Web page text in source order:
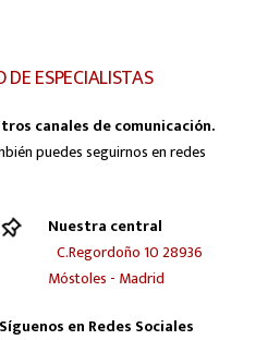
ESPECIALISTAS
canales de comunicación.
puedes seguirnos en redes
Nuestra central
C.Regordoño 10 28936
Móstoles - Madrid
Síguenos en Redes Sociales